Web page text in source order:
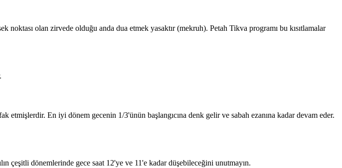
olan zirvede olduğu anda dua etmek yasaktır (mekruh). Petah Tikva programı bu kısıtlamalar
.
En iyi dönem gecenin 1/3'ünün başlangıcına denk gelir ve sabah ezanına kadar devam eder.
çeşitli dönemlerinde gece saat 12'ye ve 11'e kadar düşebileceğini unutmayın.